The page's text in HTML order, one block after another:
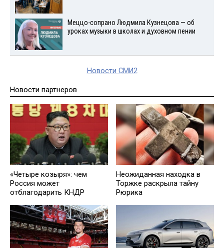
Меццо-сопрано Людмила Кузнецова — об
уроках музыки в школах и духовном пении
Новости СМИ2
Новости партнеров
«Четыре козыря»: чем
Россия может
отблагодарить КНДР
Неожиданная находка в
Торжке раскрыла тайну
Рюрика